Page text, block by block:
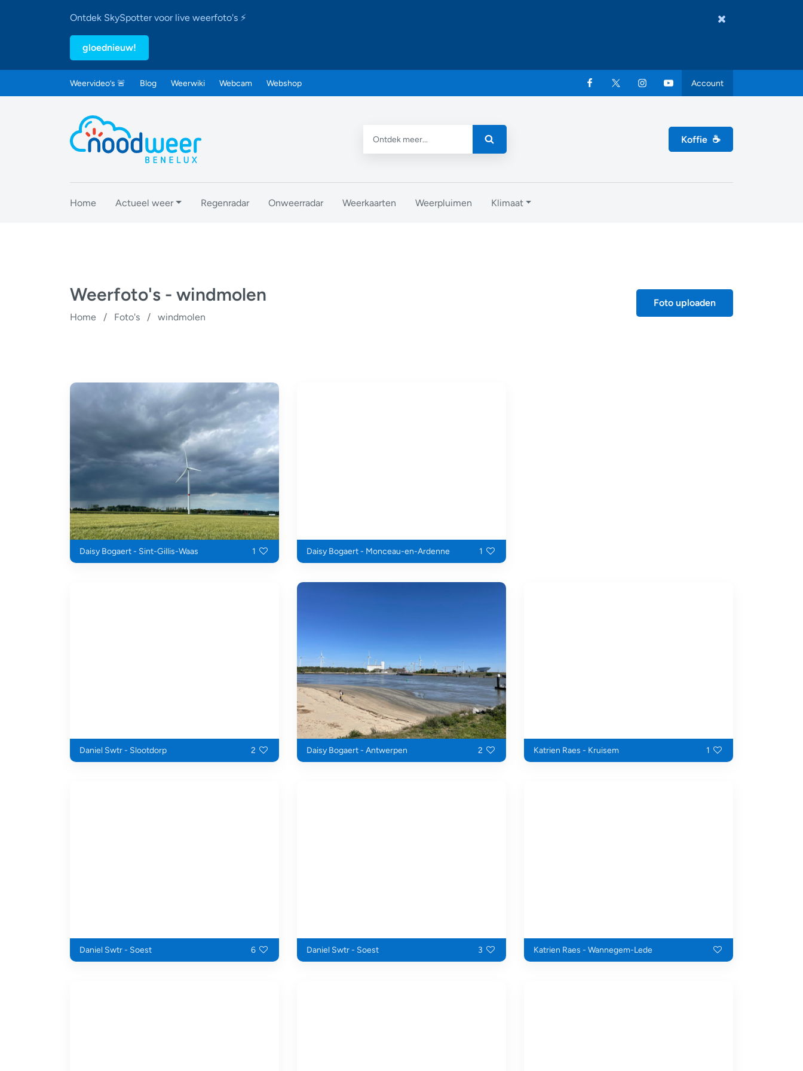
Ontdek SkySpotter voor live weerfoto's ⚡
gloednieuw!
Weervideo’s 🚨 Blog Weerwiki Webcam Webshop Account
Koffie ☕
Home Actueel weer Regenradar Onweerradar Weerkaarten Weerpluimen Klimaat
Weerfoto's - windmolen
Home / Foto's / windmolen
Foto uploaden
Daisy Bogaert - Sint-Gillis-Waas 1 Daisy Bogaert - Monceau-en-Ardenne 1
Daniel Swtr - Slootdorp 2 Daisy Bogaert - Antwerpen 2 Katrien Raes - Kruisem 1
Daniel Swtr - Soest 6 Daniel Swtr - Soest 3 Katrien Raes - Wannegem-Lede